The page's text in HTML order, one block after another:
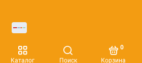
Каталог Поиск Корзина
0